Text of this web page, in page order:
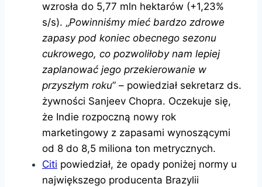
wzrosła do 5,77 mln hektarów (+1,23%
s/s). „Powinniśmy mieć bardzo zdrowe
zapasy pod koniec obecnego sezonu
cukrowego, co pozwoliłoby nam lepiej
zaplanować jego przekierowanie w
przyszłym roku” – powiedział sekretarz ds.
żywności Sanjeev Chopra. Oczekuje się,
że Indie rozpoczną nowy rok
marketingowy z zapasami wynoszącymi
od 8 do 8,5 miliona ton metrycznych.
Citi powiedział, że opady poniżej normy u
największego producenta Brazylii